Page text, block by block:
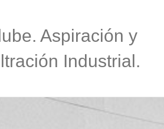
Aspiración y
Industrial.